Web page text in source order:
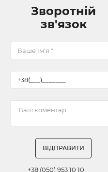
Зворотній
зв'язок
ВІДПРАВИТИ
+38 (050) 953 10 10